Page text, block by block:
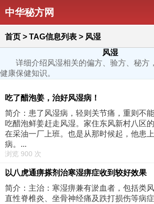
中华秘方网
首页 > TAG信息列表 > 风湿
风湿
详细介绍风湿相关的偏方、验方、秘方
健康保健知识。
吃了醋泡姜，治好风湿病！
简介：患了风湿病，轻则关节痛，重则不
吃醋泡鲜姜赶走风湿。家住东风新村八区
在采油一厂上班。也是从那时候起，他患
病。...
浏览 900 次
以八虎通痹搽剂治寒湿痹症收到较好效果
简介：主治：寒湿痹兼有淤血者，包括类
直性脊椎炎、坐骨神经痛及跌打损伤等病